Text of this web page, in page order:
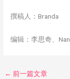
撰稿人：Branda
编辑：李思奇、Nan
← 前一篇文章